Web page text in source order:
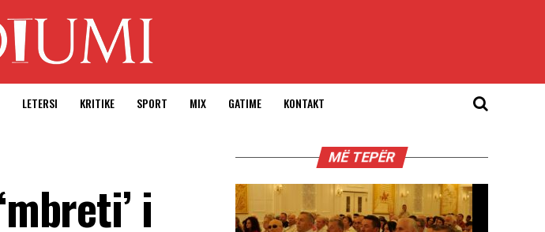
LETERSI KRITIKE SPORT MIX GATIME KONTAKT
i
MË TEPËR